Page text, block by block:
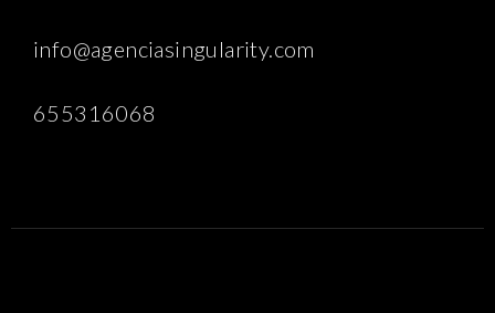
info@agenciasingularity.com
655316068